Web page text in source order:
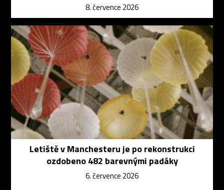
8. července 2026
Letiště v Manchesteru je po rekonstrukci
ozdobeno 482 barevnými padáky
6. července 2026